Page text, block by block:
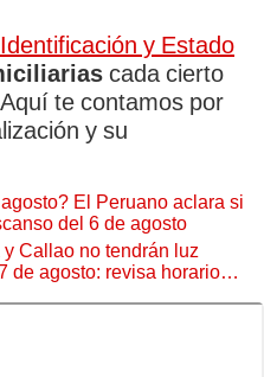
y Estado
cada cierto
te contamos por
y su
El Peruano aclara si
del 6 de agosto
Callao no tendrán luz
de agosto: revisa horarios y